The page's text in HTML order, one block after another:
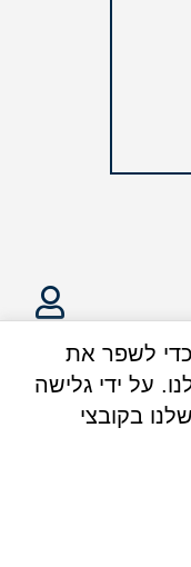
אנו משתמשים בקובצי Cookie כדי לשפר את
על ידי גלישה
בקובצי